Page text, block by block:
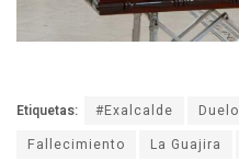
Etiquetas: #Exalcalde Duelo
Fallecimiento
La Guajira